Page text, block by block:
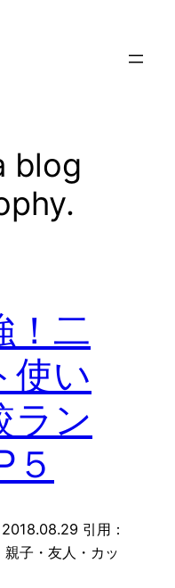
blog
！二
使い
ラン
５
引用：
子・友人・カッ